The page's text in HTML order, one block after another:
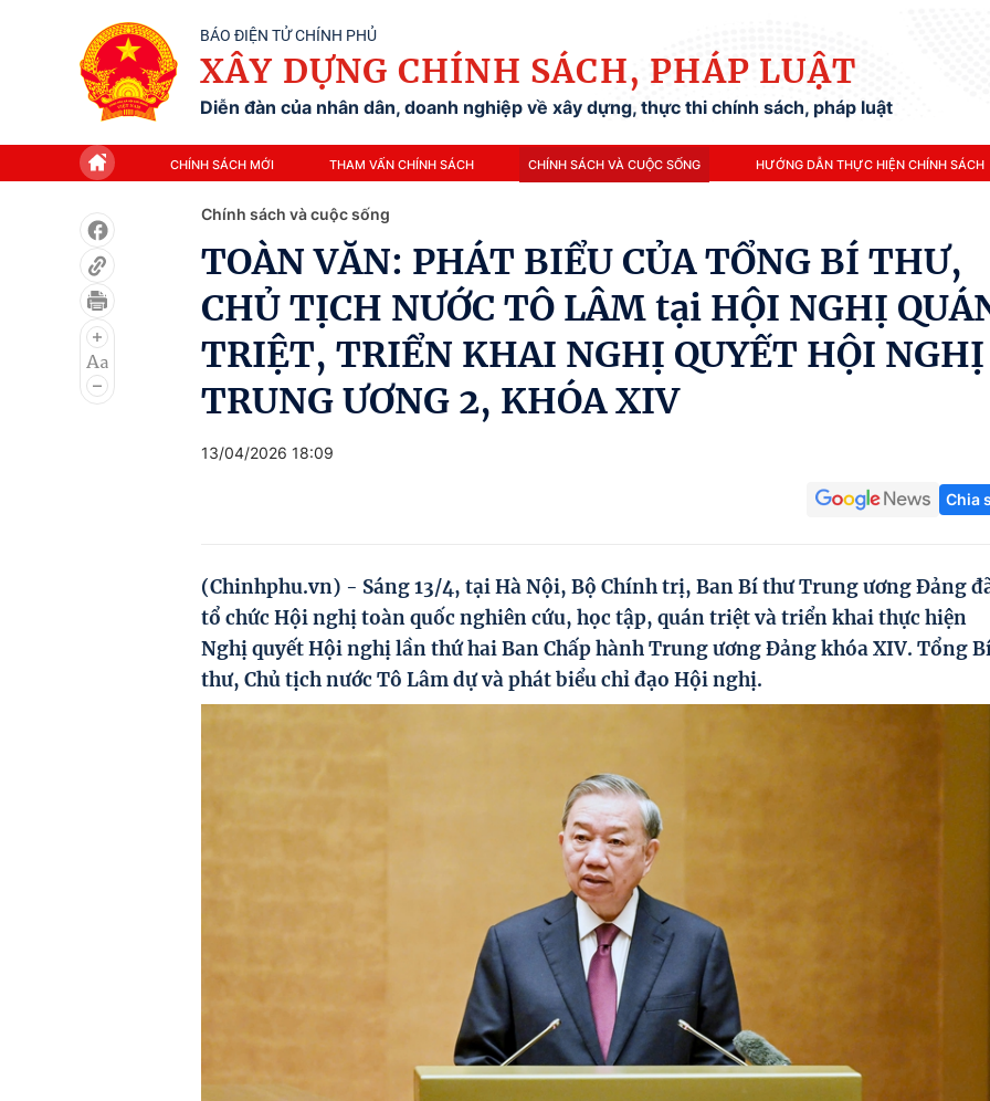
BÁO ĐIỆN TỬ CHÍNH PHỦ
XÂY DỰNG CHÍNH SÁCH, PHÁP LUẬT
Diễn đàn của nhân dân, doanh nghiệp về xây dựng, thực thi chính sách, pháp luật
CHÍNH SÁCH MỚI THAM VẤN CHÍNH SÁCH CHÍNH SÁCH VÀ CUỘC SỐNG HƯỚNG DẪN THỰC HIỆN CHÍNH SÁCH
Chính sách và cuộc sống
TOÀN VĂN: PHÁT BIỂU CỦA TỔNG BÍ THƯ,
CHỦ TỊCH NƯỚC TÔ LÂM tại HỘI NGHỊ
TRIỆT, TRIỂN KHAI NGHỊ QUYẾT HỘI NGHỊ
TRUNG ƯƠNG 2, KHÓA XIV
13/04/2026 18:09
Chia
(Chinhphu.vn) - Sáng 13/4, tại Hà Nội, Bộ Chính trị, Ban Bí thư Trung ương Đảng
tổ chức Hội nghị toàn quốc nghiên cứu, học tập, quán triệt và triển khai thực hiện
Nghị quyết Hội nghị lần thứ hai Ban Chấp hành Trung ương Đảng khóa XIV. Tổng
thư, Chủ tịch nước Tô Lâm dự và phát biểu chỉ đạo Hội nghị.